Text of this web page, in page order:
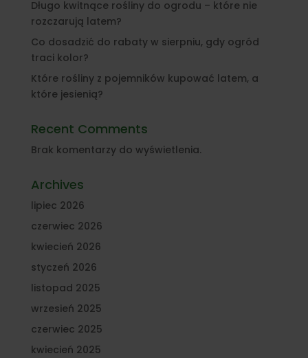
Długo kwitnące rośliny do ogrodu – które nie
rozczarują latem?
Co dosadzić do rabaty w sierpniu, gdy ogród
traci kolor?
Które rośliny z pojemników kupować latem, a
które jesienią?
Recent Comments
Brak komentarzy do wyświetlenia.
Archives
lipiec 2026
czerwiec 2026
kwiecień 2026
styczeń 2026
listopad 2025
wrzesień 2025
czerwiec 2025
kwiecień 2025